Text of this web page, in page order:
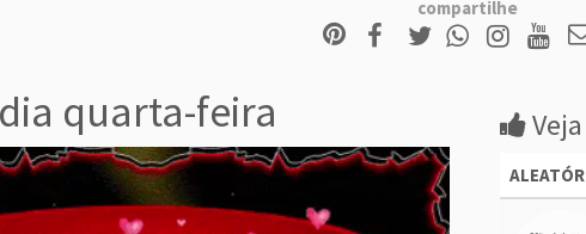
compartilhe
quarta-feira